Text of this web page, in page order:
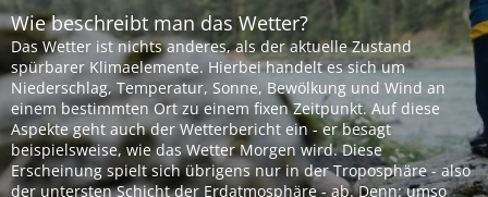
Wie beschreibt man das Wetter?
Das Wetter ist nichts anderes, als der aktuelle Zustand
spürbarer Klimaelemente. Hierbei handelt es sich um
Niederschlag, Temperatur, Sonne, Bewölkung und Wind an
einem bestimmten Ort zu einem fixen Zeitpunkt. Auf diese
Aspekte geht auch der Wetterbericht ein - er besagt
beispielsweise, wie das Wetter Morgen wird. Diese
Erscheinung spielt sich übrigens nur in der Troposphäre - also
der untersten Schicht der Erdatmosphäre - ab. Denn: umso